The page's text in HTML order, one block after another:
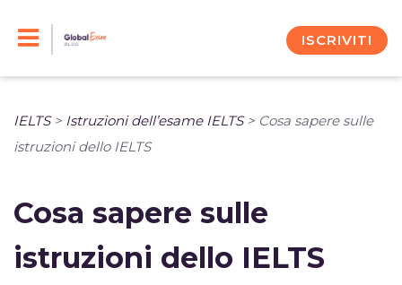
ISCRIVITI
IELTS> Istruzioni dell’esame IELTS> Cosa sapere sulle
istruzioni dello IELTS
Cosa sapere sulle
istruzioni dello IELTS